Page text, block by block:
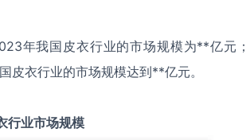
年我国皮衣行业的市场规模为**亿元；
衣行业的市场规模达到**亿元。
行业市场规模